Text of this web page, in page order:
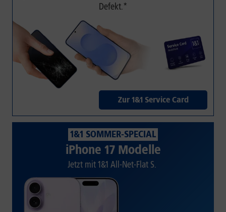
Defekt.*
Zur 1&1 Service Card
1&1 SOMMER-SPECIAL
iPhone 17 Modelle
Jetzt mit 1&1 All-Net-Flat S.